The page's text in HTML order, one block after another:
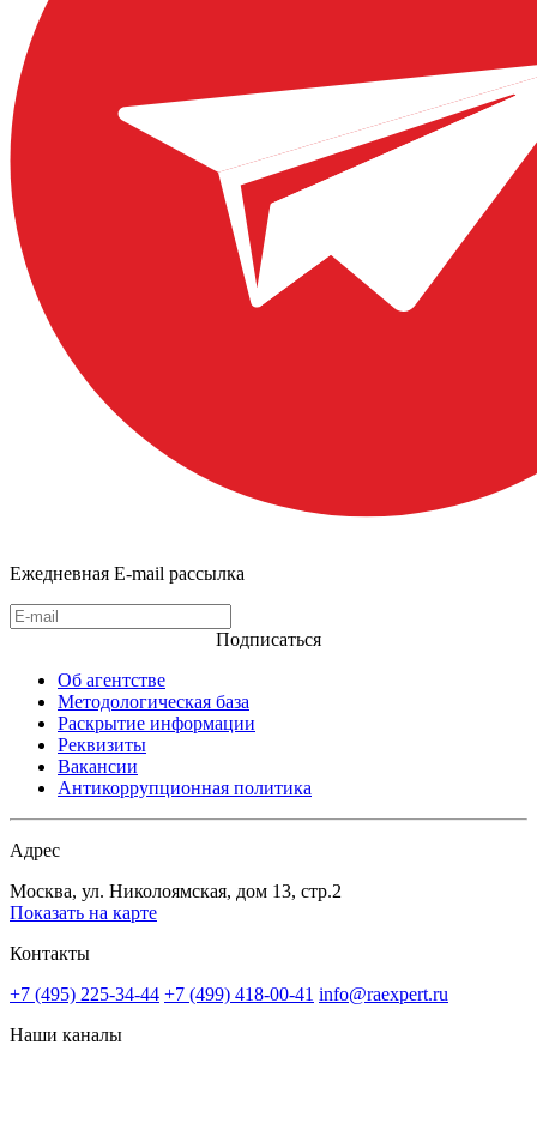
Ежедневная E-mail рассылка
Подписаться
Об агентстве
Методологическая база
Раскрытие информации
Реквизиты
Вакансии
Антикоррупционная политика
Адрес
Москва, ул. Николоямская, дом 13, стр.2
Показать на карте
Контакты
+7 (495) 225-34-44 +7 (499) 418-00-41 info@raexpert.ru
Наши каналы